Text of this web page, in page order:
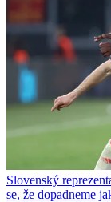
Slovenský
se, že dopadneme